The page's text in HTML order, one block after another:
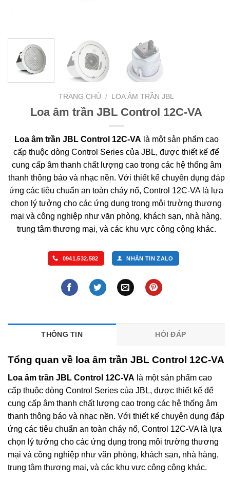
TRANG CHỦ / LOA ÂM TRẦN JBL
Loa âm trần JBL Control 12C-VA
Loa âm trần JBL Control 12C-VA là một sản phẩm cao
cấp thuộc dòng Control Series của JBL, được thiết kế để
cung cấp âm thanh chất lượng cao trong các hệ thống âm
thanh thông báo và nhạc nền. Với thiết kế chuyên dụng đáp
ứng các tiêu chuẩn an toàn cháy nổ, Control 12C-VA là lựa
chọn lý tưởng cho các ứng dụng trong môi trường thương
mại và công nghiệp như văn phòng, khách sạn, nhà hàng,
trung tâm thương mại, và các khu vực công cộng khác.
0941.532.582 NHẮN TIN ZALO
THÔNG TIN HỎI ĐÁP
Tổng quan về loa âm trần JBL Control 12C-VA
Loa âm trần JBL Control 12C-VA là một sản phẩm cao
cấp thuộc dòng Control Series của JBL, được thiết kế để
cung cấp âm thanh chất lượng cao trong các hệ thống âm
thanh thông báo và nhạc nền. Với thiết kế chuyên dụng đáp
ứng các tiêu chuẩn an toàn cháy nổ, Control 12C-VA là lựa
chọn lý tưởng cho các ứng dụng trong môi trường thương
mại và công nghiệp như văn phòng, khách sạn, nhà hàng,
trung tâm thương mại, và các khu vực công cộng khác.